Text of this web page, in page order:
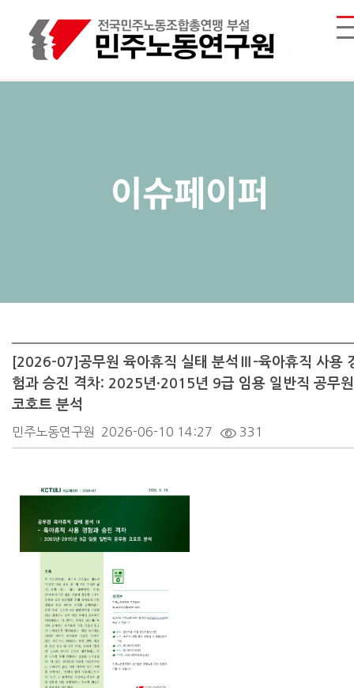
이슈페이퍼
[2026-07]공무원 육아휴직 실태 분석Ⅲ-육아휴직 사용
험과 승진 격차: 2025년·2015년 9급 임용 일반직 공무원
코호트 분석
민주노동연구원 2026-06-10 14:27 331